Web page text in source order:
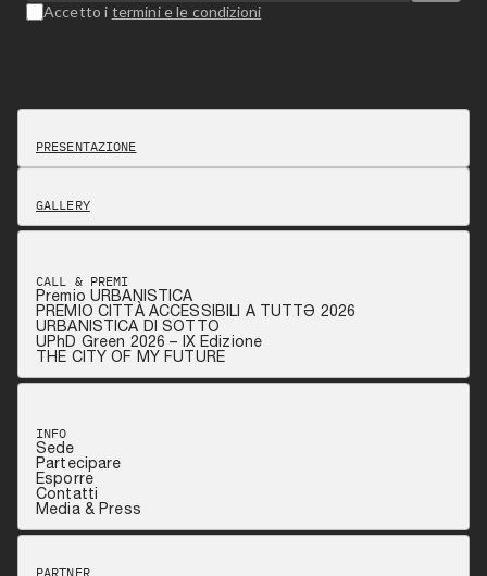
Accetto i termini e le condizioni
PRESENTAZIONE
GALLERY
CALL & PREMI
Premio URBANISTICA
PREMIO CITTÀ ACCESSIBILI A TUTTƏ 2026
URBANISTICA DI SOTTO
UPhD Green 2026 – IX Edizione
THE CITY OF MY FUTURE
INFO
Sede
Partecipare
Esporre
Contatti
Media & Press
PARTNER